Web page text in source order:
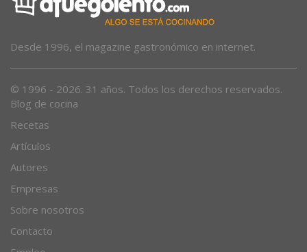
Desde 1996, el magazine gastronómico en internet.
© 1996 - 2026. 31 años. Todos los derechos reservados.
Blog de cocina
Recetas
Artículos
Autores
Empresas
Sobre nosotros
Contacto